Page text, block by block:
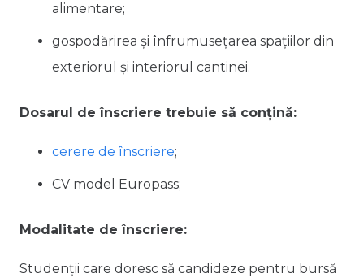
alimentare;
gospodărirea și înfrumusețarea spa­țiilor din
exteriorul și interiorul cantinei.
Dosarul de înscriere trebuie să conțină:
cerere de înscriere;
CV model Europass;
Modalitate de înscriere:
Studenții care doresc să candideze pentru bursă